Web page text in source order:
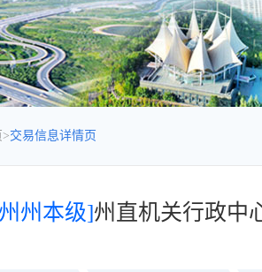
>交易信息详情页
州本级]州直机关行政中